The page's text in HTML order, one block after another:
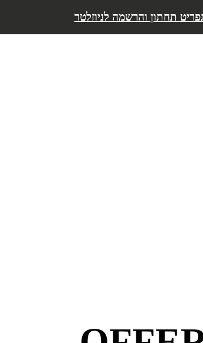
דילוג לתפריט
תחתון והרשמה לניוזלטר